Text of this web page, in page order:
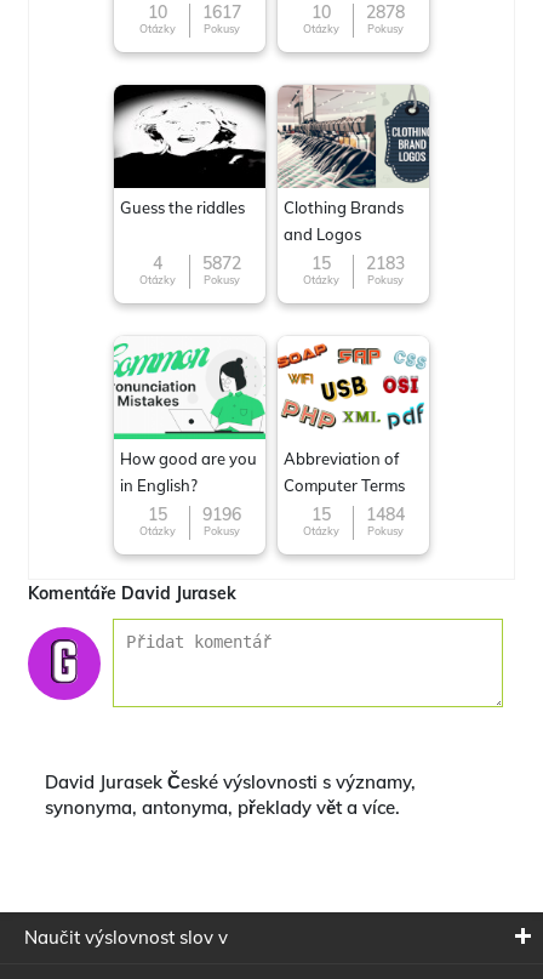
10
Otázky
1617
Pokusy
10
Otázky
2878
Pokusy
Guess the riddles
4
Otázky
5872
Pokusy
Clothing Brands
and Logos
15
Otázky
2183
Pokusy
How good are you
in English?
15
Otázky
9196
Pokusy
Abbreviation of
Computer Terms
15
Otázky
1484
Pokusy
Komentáře David Jurasek
David Jurasek České výslovnosti s významy,
synonyma, antonyma, překlady vět a více.
Naučit výslovnost slov v